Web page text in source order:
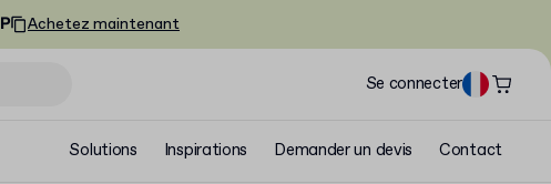
Achetez maintenant
Se connecter
Solutions Inspirations Demander un devis Contact